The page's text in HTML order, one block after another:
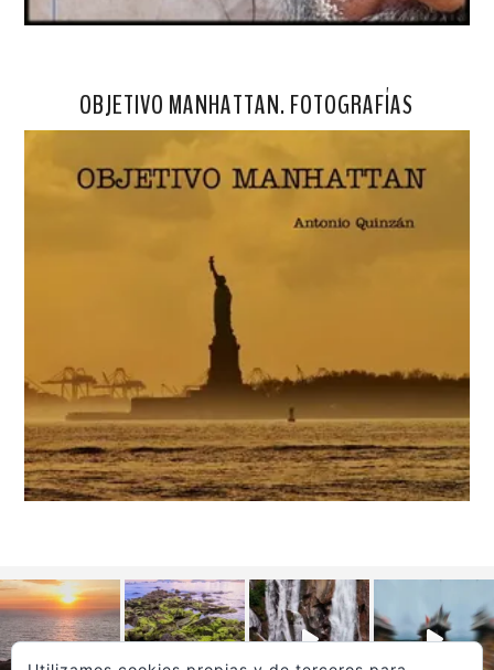
OBJETIVO MANHATTAN. FOTOGRAFÍAS